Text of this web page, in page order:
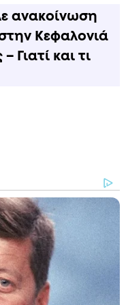
ανακοίνωση
Κεφαλονιά
Γιατί και τι